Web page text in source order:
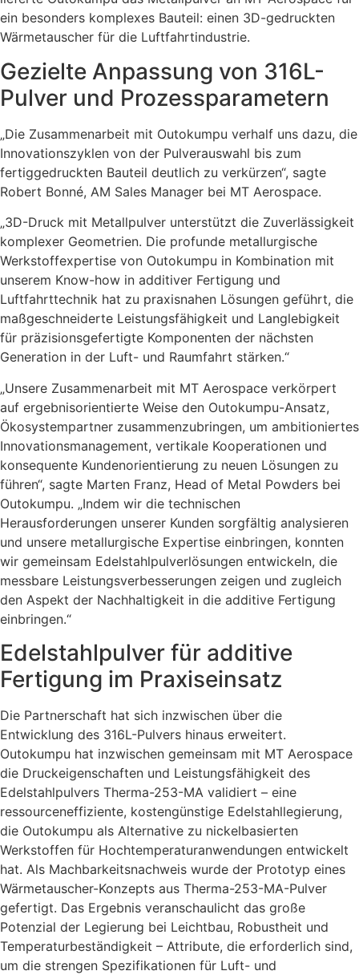
ein besonders komplexes Bauteil: einen 3D-gedruckten
Wärmetauscher für die Luftfahrtindustrie.
Gezielte Anpassung von 316L-
Pulver und Prozessparametern
„Die Zusammenarbeit mit Outokumpu verhalf uns dazu, die
Innovationszyklen von der Pulverauswahl bis zum
fertiggedruckten Bauteil deutlich zu verkürzen“, sagte
Robert Bonné, AM Sales Manager bei MT Aerospace.
„3D-Druck mit Metallpulver unterstützt die Zuverlässigkeit
komplexer Geometrien. Die profunde metallurgische
Werkstoffexpertise von Outokumpu in Kombination mit
unserem Know-how in additiver Fertigung und
Luftfahrttechnik hat zu praxisnahen Lösungen geführt, die
maßgeschneiderte Leistungsfähigkeit und Langlebigkeit
für präzisionsgefertigte Komponenten der nächsten
Generation in der Luft- und Raumfahrt stärken.“
„Unsere Zusammenarbeit mit MT Aerospace verkörpert
auf ergebnisorientierte Weise den Outokumpu-Ansatz,
Ökosystempartner zusammenzubringen, um ambitioniertes
Innovationsmanagement, vertikale Kooperationen und
konsequente Kundenorientierung zu neuen Lösungen zu
führen“, sagte Marten Franz, Head of Metal Powders bei
Outokumpu. „Indem wir die technischen
Herausforderungen unserer Kunden sorgfältig analysieren
und unsere metallurgische Expertise einbringen, konnten
wir gemeinsam Edelstahlpulverlösungen entwickeln, die
messbare Leistungsverbesserungen zeigen und zugleich
den Aspekt der Nachhaltigkeit in die additive Fertigung
einbringen.“
Edelstahlpulver für additive
Fertigung im Praxiseinsatz
Die Partnerschaft hat sich inzwischen über die
Entwicklung des 316L-Pulvers hinaus erweitert.
Outokumpu hat inzwischen gemeinsam mit MT Aerospace
die Druckeigenschaften und Leistungsfähigkeit des
Edelstahlpulvers Therma-253-MA validiert – eine
ressourceneffiziente, kostengünstige Edelstahllegierung,
die Outokumpu als Alternative zu nickelbasierten
Werkstoffen für Hochtemperaturanwendungen entwickelt
hat. Als Machbarkeitsnachweis wurde der Prototyp eines
Wärmetauscher-Konzepts aus Therma-253-MA-Pulver
gefertigt. Das Ergebnis veranschaulicht das große
Potenzial der Legierung bei Leichtbau, Robustheit und
Temperaturbeständigkeit – Attribute, die erforderlich sind,
um die strengen Spezifikationen für Luft- und